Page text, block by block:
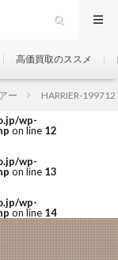
wp-
on line 12
wp-
on line 13
wp-
on line 14
高価買取のススメ
ー HARRIER-199712